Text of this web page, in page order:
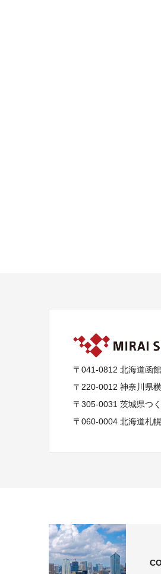
〒041-0812 北海道函
〒220-0012 神奈川県
〒305-0031 茨城県つ
〒060-0004 北海道札